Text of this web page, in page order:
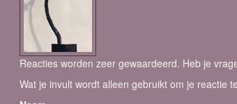
Reacties worden zeer gewaardeerd. Heb je
Wat je invult wordt alleen gebruikt om je reactie